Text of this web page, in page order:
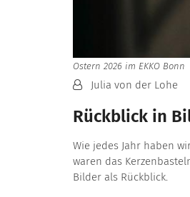
Ostern 2026 im EKKO Bonn
Von:Julia von der Lohe
Rückblick in
Wie jedes Jahr haben
waren das
Bilder als Rückblick.